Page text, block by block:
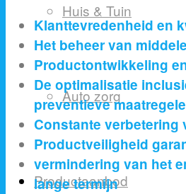
Huis & Tuin
Auto zorg
Productaanbod
Klanttevredenheid en
Het beheer van
Productontwikkeling
De optimalisatie
preventieve
Constante verbetering
Productveiligheid
vermindering van het
lange termijn